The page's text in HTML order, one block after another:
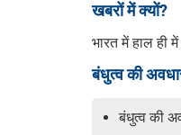
खबरों में क्यों?
भारत में हाल ही
बंधुत्व की
बंधुत्व की